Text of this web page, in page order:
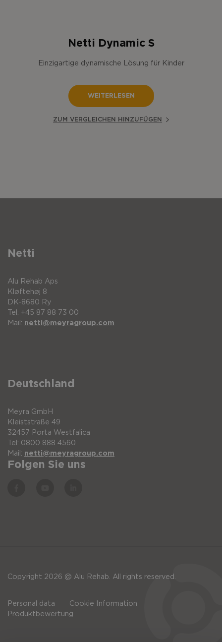
Netti Dynamic S
Einzigartige dynamische Lösung für Kinder
WEITERLESEN
ZUM VERGLEICHEN HINZUFÜGEN
Netti
Alu Rehab Aps
Kløftehøj 8
DK-8680 Ry
Tel: +45 87 88 73 00
Mail: netti@meyragroup.com
Deutschland
Meyra GmbH
Kleiststraße 49
32457 Porta Westfalica
Tel: 0800 888 4560
Mail: netti@meyragroup.com
Folgen Sie uns
Copyright 2026 @ Alu Rehab. All rights reserved.
Personal data
Cookie Information
Produktbewertung